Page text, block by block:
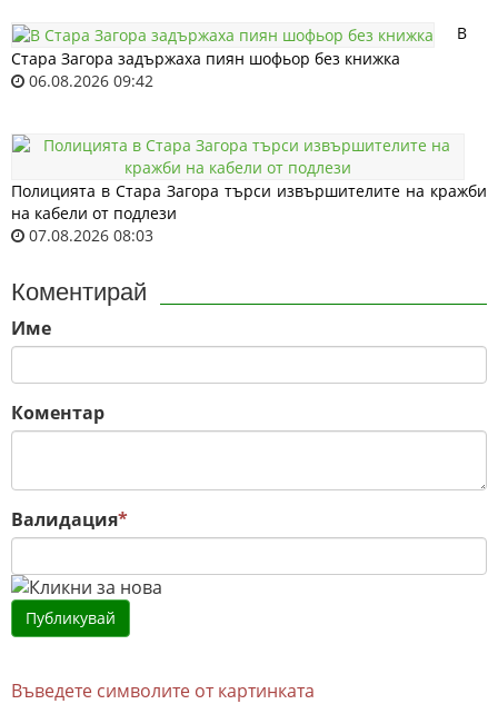
В
Стара Загора задържаха пиян шофьор без книжка
06.08.2026 09:42
Полицията в Стара Загора търси извършителите на кражби
на кабели от подлези
07.08.2026 08:03
Коментирай
Име
Коментар
Валидация*
Въведете символите от картинката